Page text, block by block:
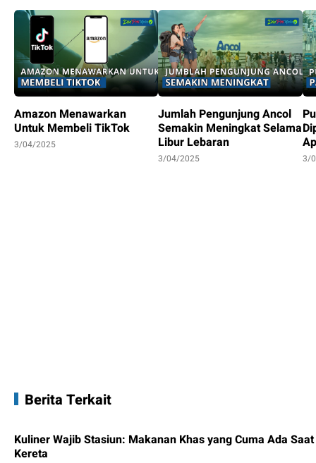
Amazon Menawarkan
Untuk Membeli TikTok
3/04/2025
Jumlah Pengunjung Ancol
Semakin Meningkat Selama
Libur Lebaran
3/04/2025 3/
Berita Terkait
Kuliner Wajib Stasiun: Makanan Khas yang Cuma Ada
Kereta